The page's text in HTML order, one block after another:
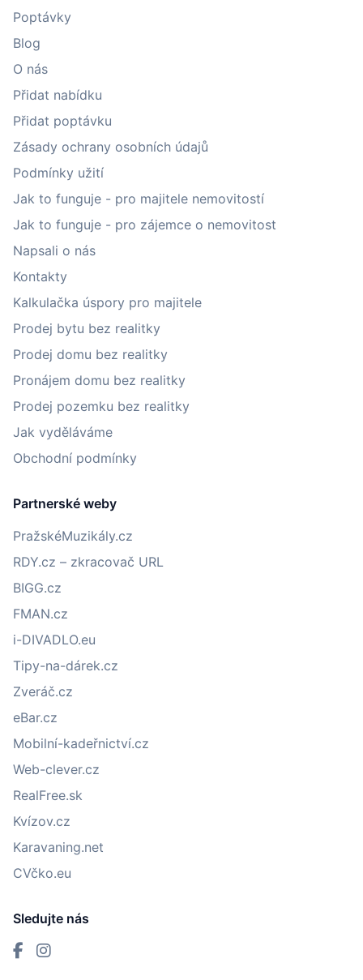
Poptávky
Blog
O nás
Přidat nabídku
Přidat poptávku
Zásady ochrany osobních údajů
Podmínky užití
Jak to funguje - pro majitele nemovitostí
Jak to funguje - pro zájemce o nemovitost
Napsali o nás
Kontakty
Kalkulačka úspory pro majitele
Prodej bytu bez realitky
Prodej domu bez realitky
Pronájem domu bez realitky
Prodej pozemku bez realitky
Jak vyděláváme
Obchodní podmínky
Partnerské weby
PražskéMuzikály.cz
RDY.cz – zkracovač URL
BIGG.cz
FMAN.cz
i-DIVADLO.eu
Tipy-na-dárek.cz
Zveráč.cz
eBar.cz
Mobilní-kadeřnictví.cz
Web-clever.cz
RealFree.sk
Kvízov.cz
Karavaning.net
CVčko.eu
Sledujte nás